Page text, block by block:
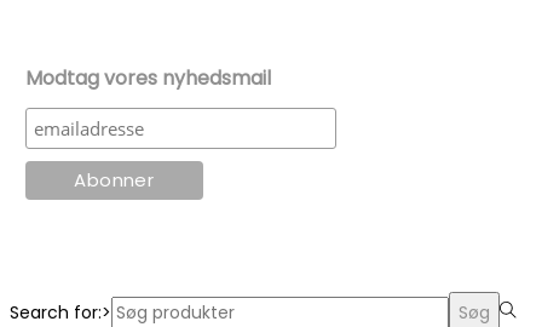
Modtag vores nyhedsmail
Search for:> Søg